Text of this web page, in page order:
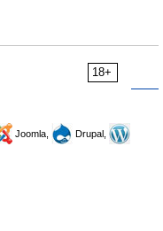
18+
Joomla,
Drupal,